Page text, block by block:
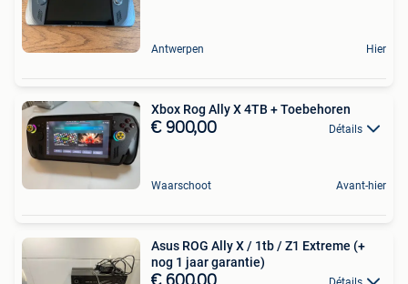
Antwerpen Hier
Xbox Rog Ally X 4TB + Toebehoren
€ 900,00 Détails
Waarschoot Avant-hier
Asus ROG Ally X / 1tb / Z1 Extreme (+
nog 1 jaar garantie)